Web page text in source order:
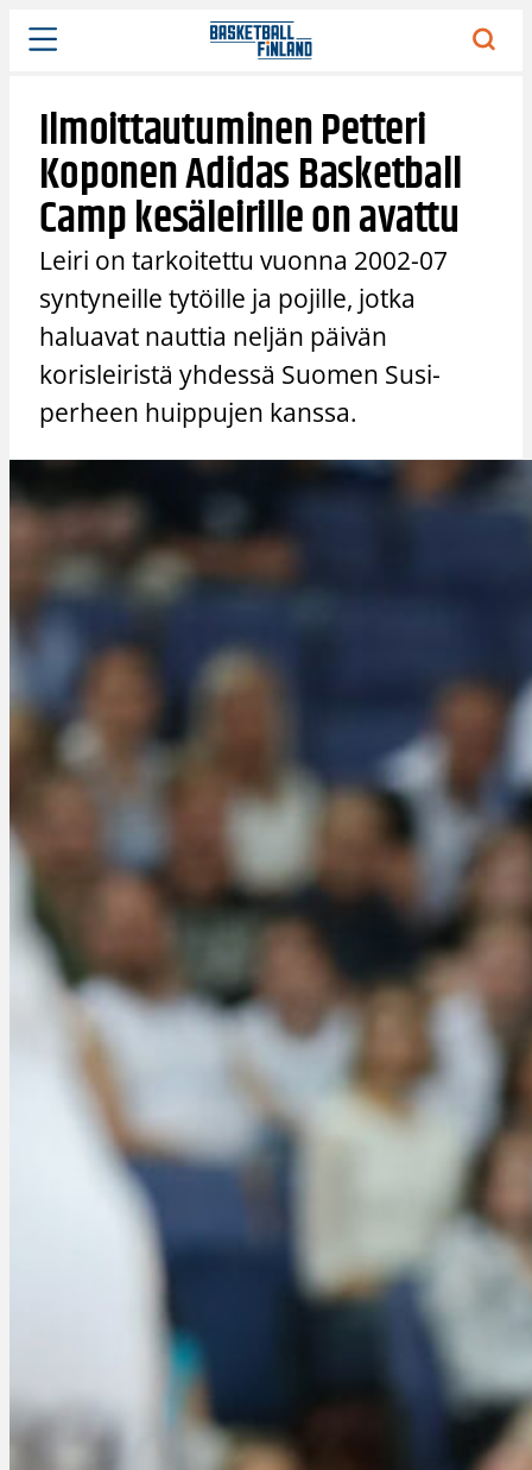
Siirry
sisältöön
Ilmoittautuminen Petteri
Koponen Adidas Basketball
Camp kesäleirille on avattu
Leiri on tarkoitettu vuonna 2002-07
syntyneille tytöille ja pojille, jotka
haluavat nauttia neljän päivän
korisleiristä yhdessä Suomen Susi-
perheen huippujen kanssa.